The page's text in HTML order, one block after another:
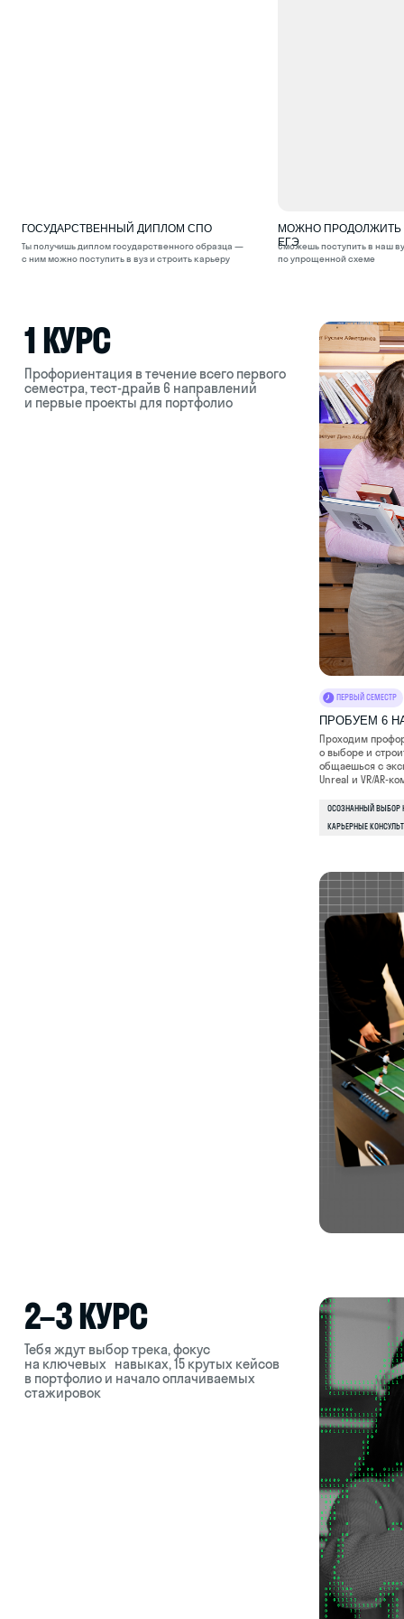
ГОСУДАРСТВЕННЫЙ ДИПЛОМ СПО
Ты получишь диплом государственного образца —
с ним можно поступить в вуз и строить карьеру
МОЖНО ПРОДОЛЖИТЬ
ЕГЭ
Сможешь поступить в наш
по упрощенной схеме
ПЕРВЫЙ СЕМЕСТР
ПРОБУЕМ 6
Проходим
о выборе и строить
общаешься с экспертами
Unreal и VR/AR-команд —
ОСОЗНАННЫЙ ВЫБОР НАПРАВЛЕНИЯ
КАРЬЕРНЫЕ КОНСУЛЬТАЦИИ
ТРИ СЕМЕСТРА
ПОГРУЖАЕМСЯ В
Определяешься со
программирование, 3D и
инструменты индустрии —
Blueprints, анимацию,
LEVEL DESIGN 3D-МОДЕЛИНГ
ОЦЕНКА СРОКОВ ДОКУМЕНТАЦИЯ